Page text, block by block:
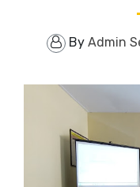
By Admin